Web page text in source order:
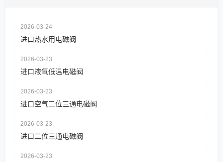
2026-03-24
进口热水用电磁阀
2026-03-23
进口液氧低温电磁阀
2026-03-23
进口空气二位三通电磁阀
2026-03-23
进口二位三通电磁阀
2026-03-23